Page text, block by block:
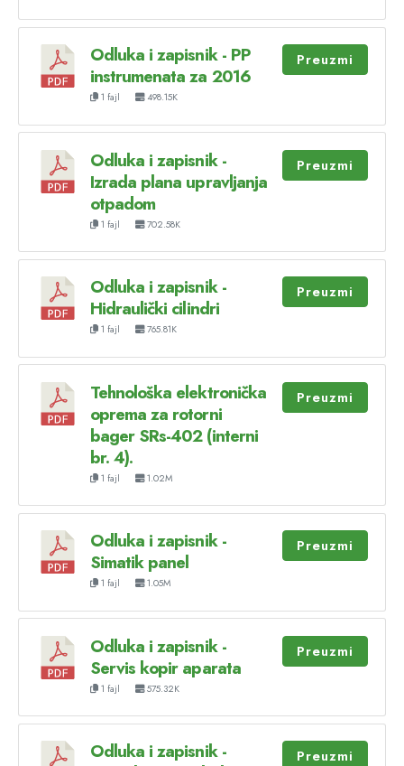
Odluka i zapisnik - PP
instrumenata za 2016
1 fajl 498.15K
Preuzmi
Odluka i zapisnik -
Izrada plana upravljanja
otpadom
1 fajl 702.58K
Preuzmi
Odluka i zapisnik -
Hidraulički cilindri
1 fajl 765.81K
Preuzmi
Tehnološka elektronička
oprema za rotorni
bager SRs-402 (interni
br. 4).
1 fajl 1.02M
Preuzmi
Odluka i zapisnik -
Simatik panel
1 fajl 1.05M
Preuzmi
Odluka i zapisnik -
Servis kopir aparata
1 fajl 575.32K
Preuzmi
Odluka i zapisnik -
Preuzmi